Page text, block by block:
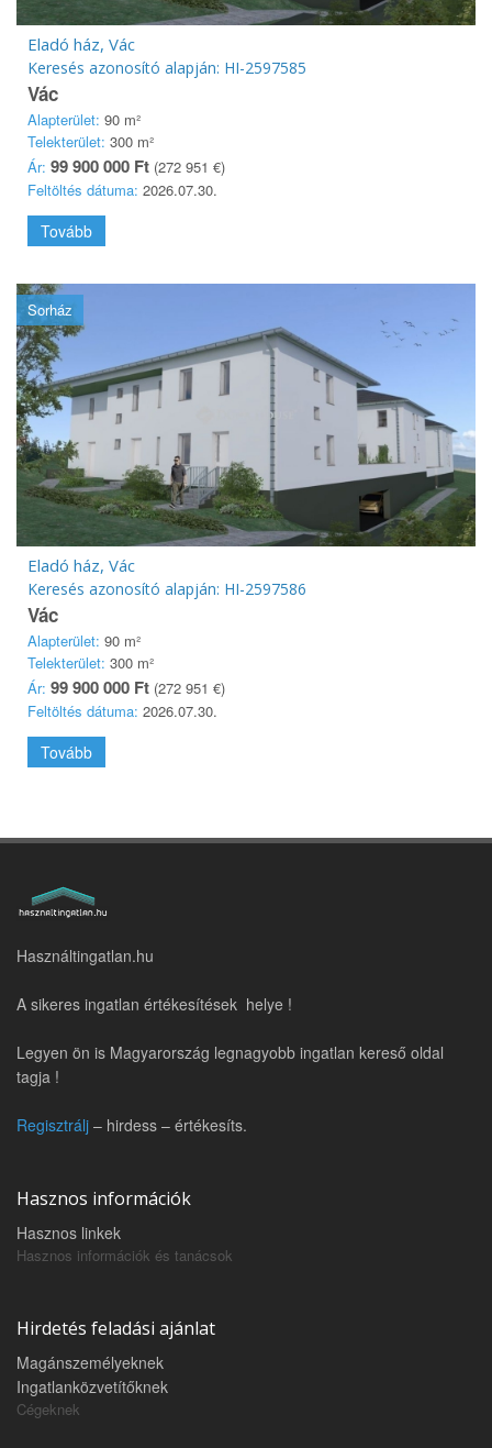
Eladó ház, Vác
Keresés azonosító alapján: HI-2597585
Vác
Alapterület: 90 m²
Telekterület: 300 m²
Ár: 99 900 000 Ft (272 951 €)
Feltöltés dátuma: 2026.07.30.
Tovább
Sorház
Eladó ház, Vác
Keresés azonosító alapján: HI-2597586
Vác
Alapterület: 90 m²
Telekterület: 300 m²
Ár: 99 900 000 Ft (272 951 €)
Feltöltés dátuma: 2026.07.30.
Tovább
Használtingatlan.hu
A sikeres ingatlan értékesítések helye !
Legyen ön is Magyarország legnagyobb ingatlan kereső oldal
tagja !
Regisztrálj – hirdess – értékesíts.
Hasznos információk
Hasznos linkek
Hasznos információk és tanácsok
Hirdetés feladási ajánlat
Magánszemélyeknek
Ingatlanközvetítőknek
Cégeknek